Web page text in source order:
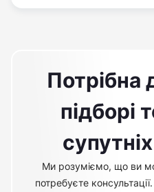
Потрібна
підборі
Ми розуміємо, що ви
потребуєте